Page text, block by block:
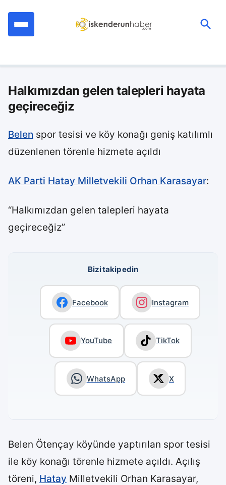
Halkımızdan gelen talepleri hayata
geçireceğiz
Belen spor tesisi ve köy konağı geniş katılımlı
düzenlenen törenle hizmete açıldı
AK Parti Hatay Milletvekili Orhan Karasayar:
“Halkımızdan gelen talepleri hayata
geçireceğiz”
Bizi takip edin
Facebook Instagram
YouTube TikTok
WhatsApp X
Belen Ötençay köyünde yaptırılan spor tesisi
ile köy konağı törenle hizmete açıldı. Açılış
töreni, Hatay Milletvekili Orhan Karasayar,